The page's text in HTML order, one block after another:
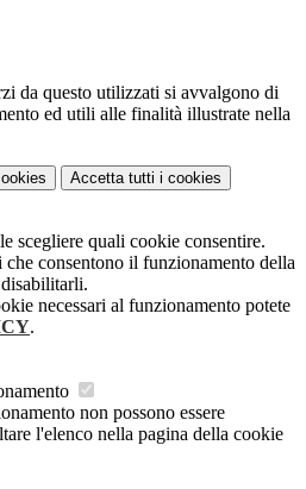
da questo utilizzati si avvalgono di
ed utili alle finalità illustrate nella
Accetta tutti i cookies
scegliere quali cookie consentire.
consentono il funzionamento della
necessari al funzionamento potete
.
non possono essere
l'elenco nella pagina della cookie